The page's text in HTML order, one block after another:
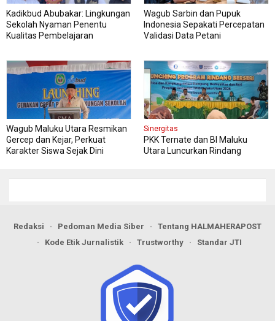
Kadikbud Abubakar: Lingkungan
Sekolah Nyaman Penentu
Kualitas Pembelajaran
Wagub Sarbin dan Pupuk
Indonesia Sepakati Percepatan
Validasi Data Petani
Wagub Maluku Utara Resmikan
Gercep dan Kejar, Perkuat
Karakter Siswa Sejak Dini
Sinergitas
PKK Ternate dan BI Maluku
Utara Luncurkan Rindang
Redaksi Pedoman Media Siber
Tentang HALMAHERAPOST
Kode Etik Jurnalistik
Trustworthy Standar JTI